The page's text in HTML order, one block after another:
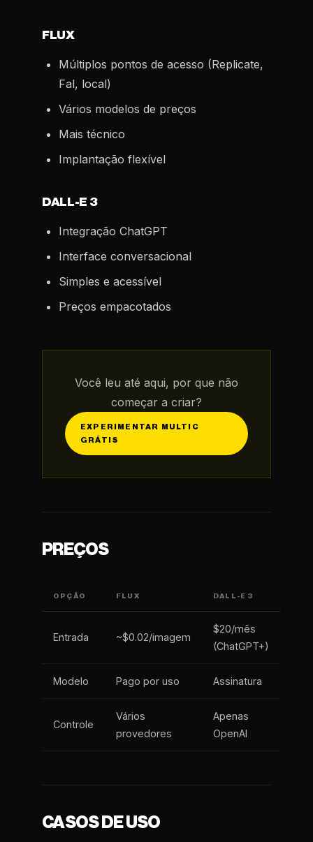
FLUX
Múltiplos pontos de acesso (Replicate,
Fal, local)
Vários modelos de preços
Mais técnico
Implantação flexível
DALL-E 3
Integração ChatGPT
Interface conversacional
Simples e acessível
Preços empacotados
Você leu até aqui, por que não
começar a criar?
EXPERIMENTAR MULTIC
GRÁTIS
PREÇOS
OPÇÃO FLUX DALL-E 3
Entrada ~$0.02/imagem
$20/mês
(ChatGPT+)
Modelo Pago por uso Assinatura
Controle
Vários
provedores
Apenas
OpenAI
CASOS DE USO